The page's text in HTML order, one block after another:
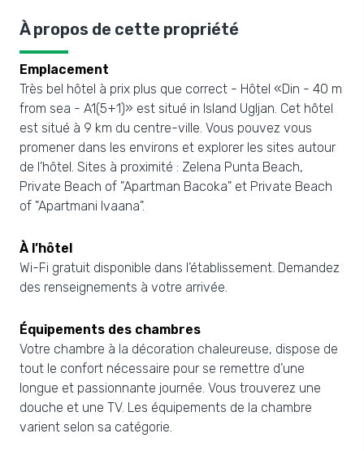
À propos de cette propriété
Emplacement
Très bel hôtel à prix plus que correct - Hôtel «Din - 40 m
from sea - A1(5+1)» est situé in Island Ugljan. Cet hôtel
est situé à 9 km du centre-ville. Vous pouvez vous
promener dans les environs et explorer les sites autour
de l’hôtel. Sites à proximité : Zelena Punta Beach,
Private Beach of "Apartman Bacoka" et Private Beach
of "Apartmani Ivaana".
À l’hôtel
Wi-Fi gratuit disponible dans l’établissement. Demandez
des renseignements à votre arrivée.
Équipements des chambres
Votre chambre à la décoration chaleureuse, dispose de
tout le confort nécessaire pour se remettre d’une
longue et passionnante journée. Vous trouverez une
douche et une TV. Les équipements de la chambre
varient selon sa catégorie.